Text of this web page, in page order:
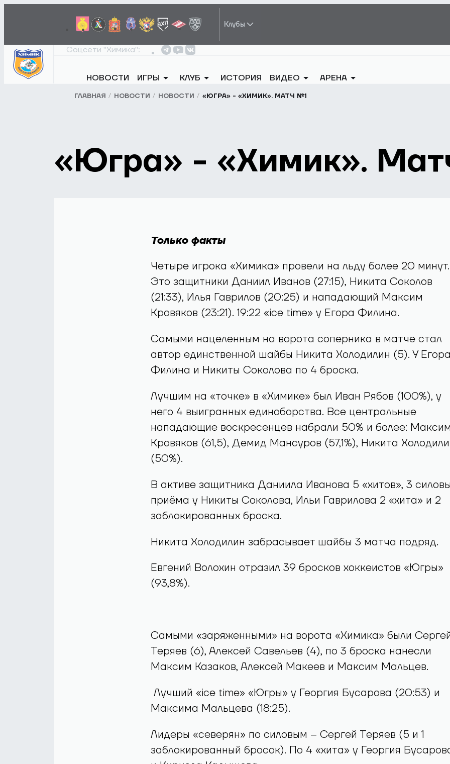
Клубы
Соцсети "Химика":
«Югра» - «Химик».
Только факты
Четыре игрока «Химика» провели на льду более 20 минут.
Это защитники Даниил Иванов (27:15), Никита Соколов
(21:33), Илья Гаврилов (20:25) и нападающий Максим
Кровяков (23:21). 19:22 «ice time» у Егора Филина.
Самыми нацеленным на ворота соперника в матче стал
автор единственной шайбы Никита Холодилин (5). У
Филина и Никиты Соколова по 4 броска.
Лучшим на «точке» в «Химике» был Иван Рябов (100%), у
него 4 выигранных единоборства. Все центральные
нападающие воскресенцев набрали 50% и более:
Кровяков (61,5), Демид Мансуров (57,1%), Никита
(50%).
В активе защитника Даниила Иванова 5 «хитов», 3
приёма у Никиты Соколова, Ильи Гаврилова 2 «хита» и 2
заблокированных броска.
Никита Холодилин забрасывает шайбы 3 матча подряд.
Евгений Волохин отразил 39 бросков хоккеистов «Югры»
(93,8%).
Самыми «заряженными» на ворота «Химика» были
Теряев (6), Алексей Савельев (4), по 3 броска нанесли
Максим Казаков, Алексей Макеев и Максим Мальцев.
Лучший «ice time» «Югры» у Георгия Бусарова (20:53) и
Максима Мальцева (18:25).
Лидеры «северян» по силовым – Сергей Теряев (5 и 1
заблокированный бросок). По 4 «хита» у Георгия